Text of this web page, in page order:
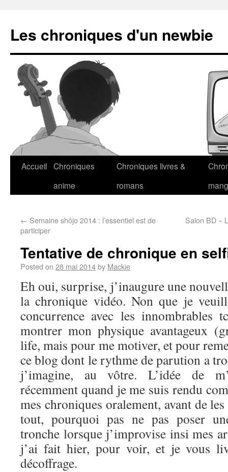
Les chroniques d'un newbie
Accueil Chroniques
anime
Chroniques livres &
romans
← Semaine shôjo 2014 : l’essentiel est de
participer
Salon BD «
Tentative de chronique en
Posted on 28 mai 2014by Mackie
Eh oui, surprise, j’inaugure une
la chronique vidéo. Non que je
concurrence avec les innombrables
montrer mon physique avantageux
life, mais pour me motiver, et pour
ce blog dont le rythme de parution a
j’imagine, au vôtre. L’idée de
récemment quand je me suis rendu
mes chroniques oralement, avant de
tout, pourquoi pas ne pas poser
tronche lorsque j’improvise insi mes
j’ai fait hier, pour voir, et je vous
décoffrage.